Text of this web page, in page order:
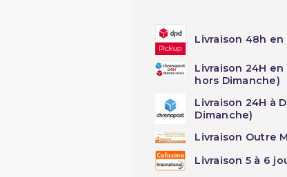
Livraison 48h en
Livraison 24H
hors Dimanche)
Livraison 24H à
Dimanche)
Livraison Outre
Livraison 5 à 6